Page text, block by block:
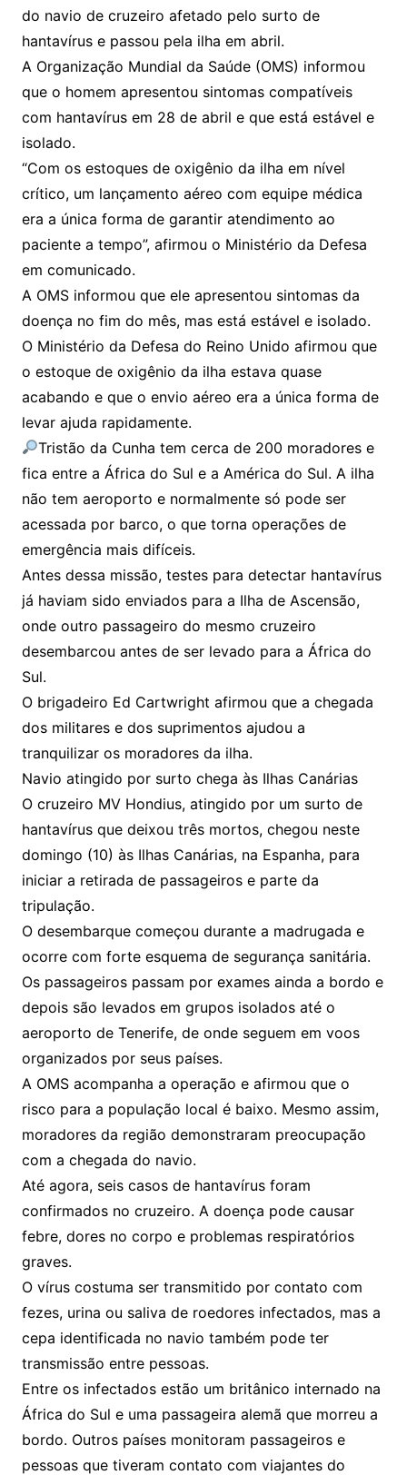
do navio de cruzeiro afetado pelo surto de
hantavírus e passou pela ilha em abril.
A Organização Mundial da Saúde (OMS) informou
que o homem apresentou sintomas compatíveis
com hantavírus em 28 de abril e que está estável e
isolado.
“Com os estoques de oxigênio da ilha em nível
crítico, um lançamento aéreo com equipe médica
era a única forma de garantir atendimento ao
paciente a tempo”, afirmou o Ministério da Defesa
em comunicado.
A OMS informou que ele apresentou sintomas da
doença no fim do mês, mas está estável e isolado.
O Ministério da Defesa do Reino Unido afirmou que
o estoque de oxigênio da ilha estava quase
acabando e que o envio aéreo era a única forma de
levar ajuda rapidamente.
Tristão da Cunha tem cerca de 200 moradores e
fica entre a África do Sul e a América do Sul. A ilha
não tem aeroporto e normalmente só pode ser
acessada por barco, o que torna operações de
emergência mais difíceis.
Antes dessa missão, testes para detectar hantavírus
já haviam sido enviados para a Ilha de Ascensão,
onde outro passageiro do mesmo cruzeiro
desembarcou antes de ser levado para a África do
Sul.
O brigadeiro Ed Cartwright afirmou que a chegada
dos militares e dos suprimentos ajudou a
tranquilizar os moradores da ilha.
Navio atingido por surto chega às Ilhas Canárias
O cruzeiro MV Hondius, atingido por um surto de
hantavírus que deixou três mortos, chegou neste
domingo (10) às Ilhas Canárias, na Espanha, para
iniciar a retirada de passageiros e parte da
tripulação.
O desembarque começou durante a madrugada e
ocorre com forte esquema de segurança sanitária.
Os passageiros passam por exames ainda a bordo e
depois são levados em grupos isolados até o
aeroporto de Tenerife, de onde seguem em voos
organizados por seus países.
A OMS acompanha a operação e afirmou que o
risco para a população local é baixo. Mesmo assim,
moradores da região demonstraram preocupação
com a chegada do navio.
Até agora, seis casos de hantavírus foram
confirmados no cruzeiro. A doença pode causar
febre, dores no corpo e problemas respiratórios
graves.
O vírus costuma ser transmitido por contato com
fezes, urina ou saliva de roedores infectados, mas a
cepa identificada no navio também pode ter
transmissão entre pessoas.
Entre os infectados estão um britânico internado na
África do Sul e uma passageira alemã que morreu a
bordo. Outros países monitoram passageiros e
pessoas que tiveram contato com viajantes do